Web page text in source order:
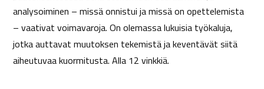
analysoiminen – missä onnistui ja missä on opettelemista
– vaativat voimavaroja. On olemassa lukuisia työkaluja,
jotka auttavat muutoksen tekemistä ja keventävät siitä
aiheutuvaa kuormitusta. Alla 12 vinkkiä.